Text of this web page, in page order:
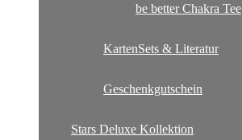
be better Chakra Tee
KartenSets & Literatur
Geschenkgutschein
Stars Deluxe Kollektion